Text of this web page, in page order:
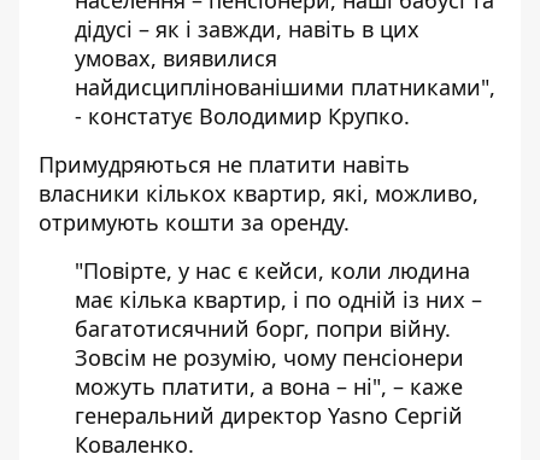
дідусі – як і завжди, навіть в цих
умовах, виявилися
найдисциплінованішими платниками",
- констатує Володимир Крупко.
Примудряються не платити навіть
власники кількох квартир, які, можливо,
отримують кошти за оренду.
"Повірте, у нас є кейси, коли людина
має кілька квартир, і по одній із них –
багатотисячний борг, попри війну.
Зовсім не розумію, чому пенсіонери
можуть платити, а вона – ні", – каже
генеральний директор Yasno Сергій
Коваленко.